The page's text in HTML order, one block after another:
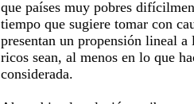
que países muy pobres
tiempo que sugiere tomar con
presentan un propensión lineal a
ricos sean, al menos en lo que
considerada.